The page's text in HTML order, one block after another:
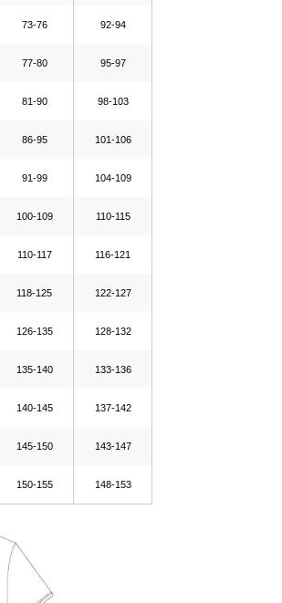
73-76 92-94
77-80 95-97
81-90 98-103
86-95 101-106
91-99 104-109
100-109 110-115
110-117 116-121
118-125 122-127
126-135 128-132
135-140 133-136
140-145 137-142
145-150 143-147
150-155 148-153